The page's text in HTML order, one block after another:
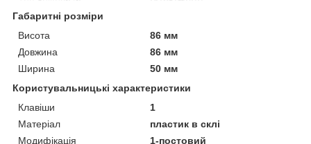
Габаритні розміри
Висота
86 мм
Довжина
86 мм
Ширина
50 мм
Користувальницькі характеристики
Клавіши
1
Матеріал
пластик в склі
Модифікація
1-постовий